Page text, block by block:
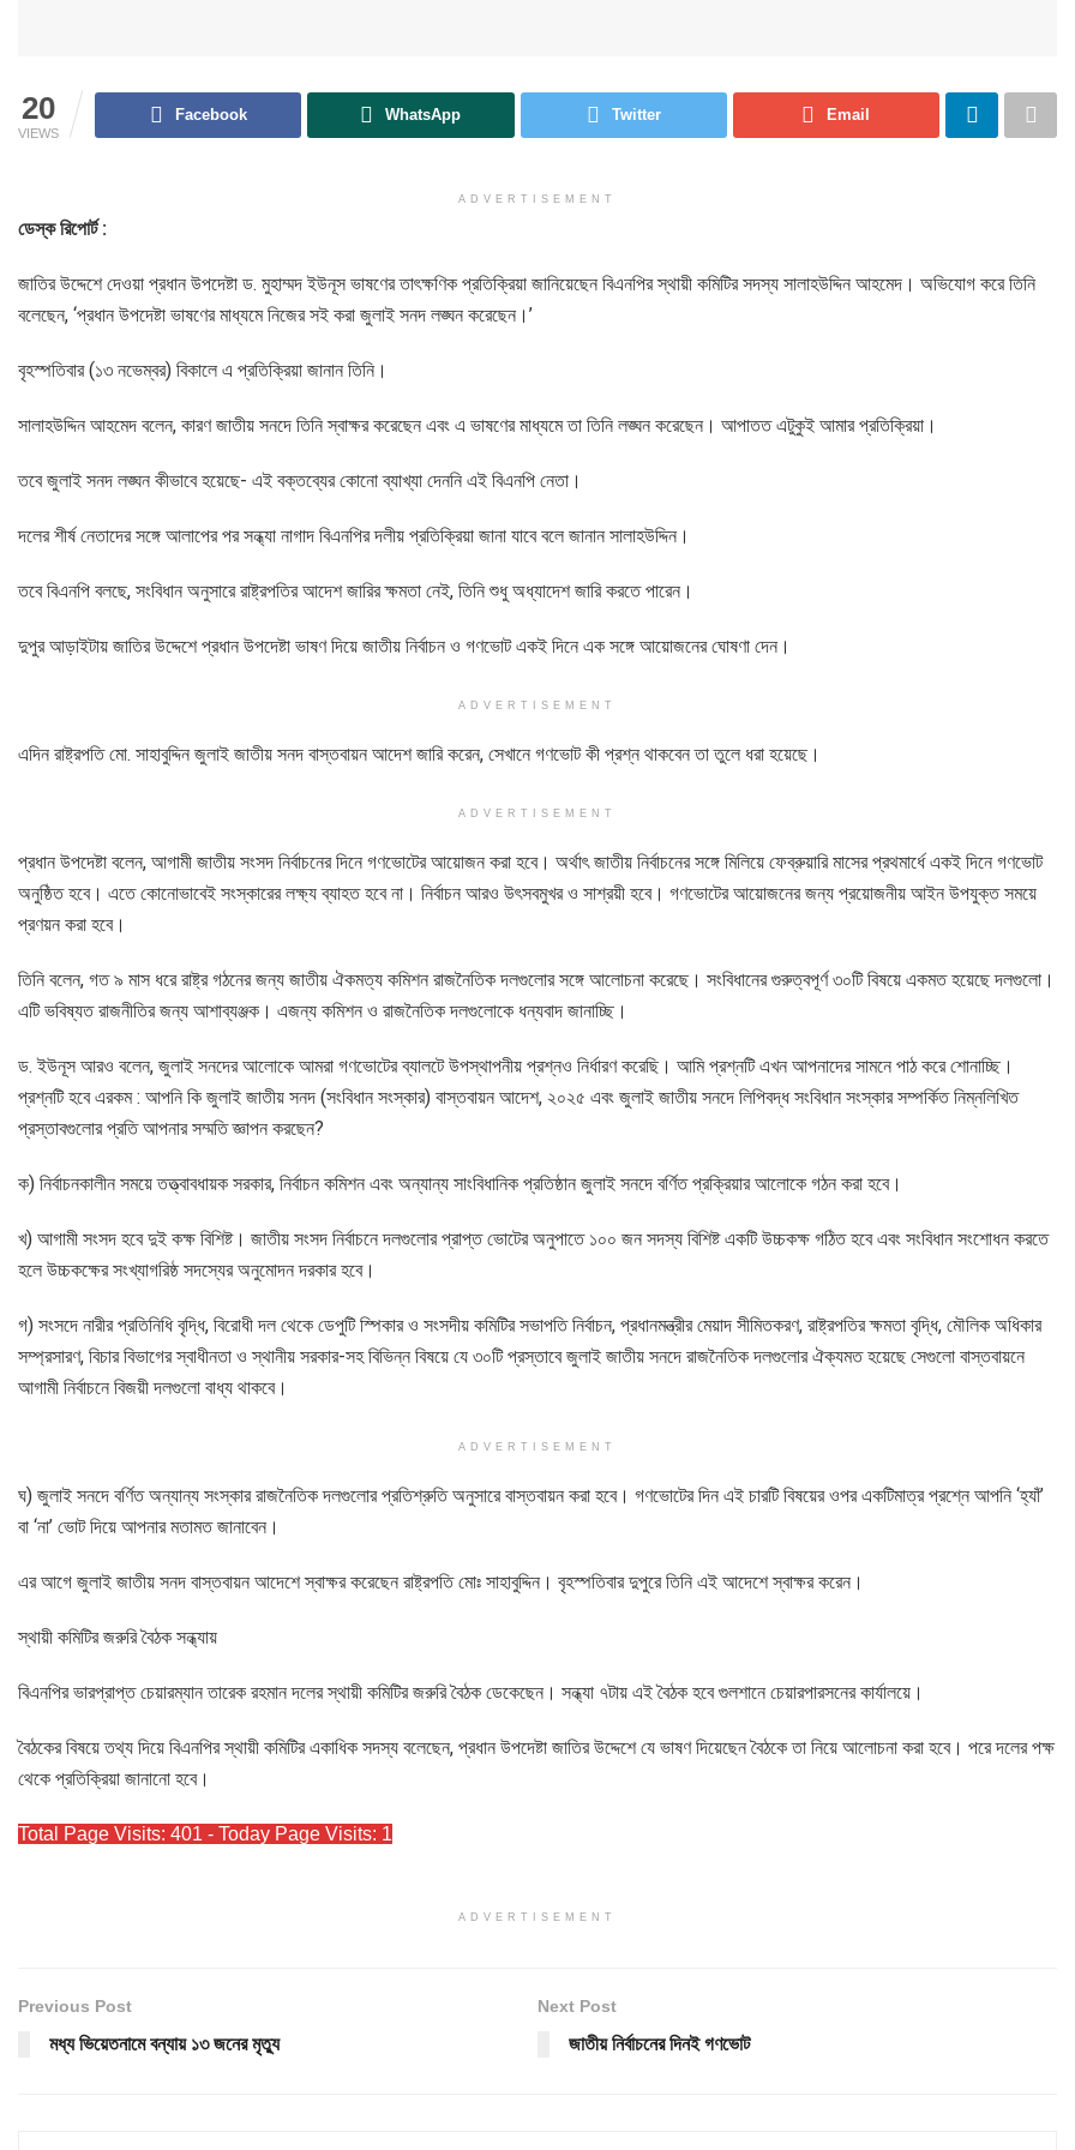
20
VIEWS
Facebook WhatsApp Twitter Email
ADVERTISEMENT
ডেস্ক রিপোর্ট :
জাতির উদ্দেশে দেওয়া প্রধান উপদেষ্টা ড. মুহাম্মদ ইউনূস ভাষণের তাৎক্ষণিক প্রতিক্রিয়া জানিয়েছেন বিএনপির স্থায়ী কমিটির সদস্য সালাহউদ্দিন আহমেদ। অভিযোগ করে তিনি
বলেছেন, ‘প্রধান উপদেষ্টা ভাষণের মাধ্যমে নিজের সই করা জুলাই সনদ লঙ্ঘন করেছেন।’
বৃহস্পতিবার (১৩ নভেম্বর) বিকালে এ প্রতিক্রিয়া জানান তিনি।
সালাহউদ্দিন আহমেদ বলেন, কারণ জাতীয় সনদে তিনি স্বাক্ষর করেছেন এবং এ ভাষণের মাধ্যমে তা তিনি লঙ্ঘন করেছেন। আপাতত এটুকুই আমার প্রতিক্রিয়া।
তবে জুলাই সনদ লঙ্ঘন কীভাবে হয়েছে- এই বক্তব্যের কোনো ব্যাখ্যা দেননি এই বিএনপি নেতা।
দলের শীর্ষ নেতাদের সঙ্গে আলাপের পর সন্ধ্যা নাগাদ বিএনপির দলীয় প্রতিক্রিয়া জানা যাবে বলে জানান সালাহউদ্দিন।
তবে বিএনপি বলছে, সংবিধান অনুসারে রাষ্ট্রপতির আদেশ জারির ক্ষমতা নেই, তিনি শুধু অধ্যাদেশ জারি করতে পারেন।
দুপুর আড়াইটায় জাতির উদ্দেশে প্রধান উপদেষ্টা ভাষণ দিয়ে জাতীয় নির্বাচন ও গণভোট একই দিনে এক সঙ্গে আয়োজনের ঘোষণা দেন।
ADVERTISEMENT
এদিন রাষ্ট্রপতি মো. সাহাবুদ্দিন জুলাই জাতীয় সনদ বাস্তবায়ন আদেশ জারি করেন, সেখানে গণভোট কী প্রশ্ন থাকবেন তা তুলে ধরা হয়েছে।
ADVERTISEMENT
প্রধান উপদেষ্টা বলেন, আগামী জাতীয় সংসদ নির্বাচনের দিনে গণভোটের আয়োজন করা হবে। অর্থাৎ জাতীয় নির্বাচনের সঙ্গে মিলিয়ে ফেব্রুয়ারি মাসের প্রথমার্ধে একই দিনে গণভোট
অনুষ্ঠিত হবে। এতে কোনোভাবেই সংস্কারের লক্ষ্য ব্যাহত হবে না। নির্বাচন আরও উৎসবমুখর ও সাশ্রয়ী হবে। গণভোটের আয়োজনের জন্য প্রয়োজনীয় আইন উপযুক্ত সময়ে
প্রণয়ন করা হবে।
তিনি বলেন, গত ৯ মাস ধরে রাষ্ট্র গঠনের জন্য জাতীয় ঐকমত্য কমিশন রাজনৈতিক দলগুলোর সঙ্গে আলোচনা করেছে। সংবিধানের গুরুত্বপূর্ণ ৩০টি বিষয়ে একমত হয়েছে দলগুলো।
এটি ভবিষ্যত রাজনীতির জন্য আশাব্যঞ্জক। এজন্য কমিশন ও রাজনৈতিক দলগুলোকে ধন্যবাদ জানাচ্ছি।
ড. ইউনূস আরও বলেন, জুলাই সনদের আলোকে আমরা গণভোটের ব্যালটে উপস্থাপনীয় প্রশ্নও নির্ধারণ করেছি। আমি প্রশ্নটি এখন আপনাদের সামনে পাঠ করে শোনাচ্ছি।
প্রশ্নটি হবে এরকম : আপনি কি জুলাই জাতীয় সনদ (সংবিধান সংস্কার) বাস্তবায়ন আদেশ, ২০২৫ এবং জুলাই জাতীয় সনদে লিপিবদ্ধ সংবিধান সংস্কার সম্পর্কিত নিম্নলিখিত
প্রস্তাবগুলোর প্রতি আপনার সম্মতি জ্ঞাপন করছেন?
ক) নির্বাচনকালীন সময়ে তত্ত্বাবধায়ক সরকার, নির্বাচন কমিশন এবং অন্যান্য সাংবিধানিক প্রতিষ্ঠান জুলাই সনদে বর্ণিত প্রক্রিয়ার আলোকে গঠন করা হবে।
খ) আগামী সংসদ হবে দুই কক্ষ বিশিষ্ট। জাতীয় সংসদ নির্বাচনে দলগুলোর প্রাপ্ত ভোটের অনুপাতে ১০০ জন সদস্য বিশিষ্ট একটি উচ্চকক্ষ গঠিত হবে এবং সংবিধান সংশোধন করতে
হলে উচ্চকক্ষের সংখ্যাগরিষ্ঠ সদস্যের অনুমোদন দরকার হবে।
গ) সংসদে নারীর প্রতিনিধি বৃদ্ধি, বিরোধী দল থেকে ডেপুটি স্পিকার ও সংসদীয় কমিটির সভাপতি নির্বাচন, প্রধানমন্ত্রীর মেয়াদ সীমিতকরণ, রাষ্ট্রপতির ক্ষমতা বৃদ্ধি, মৌলিক অধিকার
সম্প্রসারণ, বিচার বিভাগের স্বাধীনতা ও স্থানীয় সরকার-সহ বিভিন্ন বিষয়ে যে ৩০টি প্রস্তাবে জুলাই জাতীয় সনদে রাজনৈতিক দলগুলোর ঐক্যমত হয়েছে সেগুলো বাস্তবায়নে
আগামী নির্বাচনে বিজয়ী দলগুলো বাধ্য থাকবে।
ADVERTISEMENT
ঘ) জুলাই সনদে বর্ণিত অন্যান্য সংস্কার রাজনৈতিক দলগুলোর প্রতিশ্রুতি অনুসারে বাস্তবায়ন করা হবে। গণভোটের দিন এই চারটি বিষয়ের ওপর একটিমাত্র প্রশ্নে আপনি ‘হ্যাঁ’
বা ‘না’ ভোট দিয়ে আপনার মতামত জানাবেন।
এর আগে জুলাই জাতীয় সনদ বাস্তবায়ন আদেশে স্বাক্ষর করেছেন রাষ্ট্রপতি মোঃ সাহাবুদ্দিন। বৃহস্পতিবার দুপুরে তিনি এই আদেশে স্বাক্ষর করেন।
স্থায়ী কমিটির জরুরি বৈঠক সন্ধ্যায়
বিএনপির ভারপ্রাপ্ত চেয়ারম্যান তারেক রহমান দলের স্থায়ী কমিটির জরুরি বৈঠক ডেকেছেন। সন্ধ্যা ৭টায় এই বৈঠক হবে গুলশানে চেয়ারপারসনের কার্যালয়ে।
বৈঠকের বিষয়ে তথ্য দিয়ে বিএনপির স্থায়ী কমিটির একাধিক সদস্য বলেছেন, প্রধান উপদেষ্টা জাতির উদ্দেশে যে ভাষণ দিয়েছেন বৈঠকে তা নিয়ে আলোচনা করা হবে। পরে দলের পক্ষ
থেকে প্রতিক্রিয়া জানানো হবে।
Total Page Visits: 401 - Today Page Visits: 1
ADVERTISEMENT
Previous Post
মধ্য ভিয়েতনামে বন্যায় ১৩ জনের মৃত্যু
Next Post
জাতীয় নির্বাচনের দিনই গণভোট